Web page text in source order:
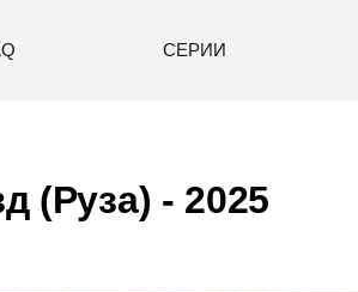
СЕРИИ
(Руза) - 2025